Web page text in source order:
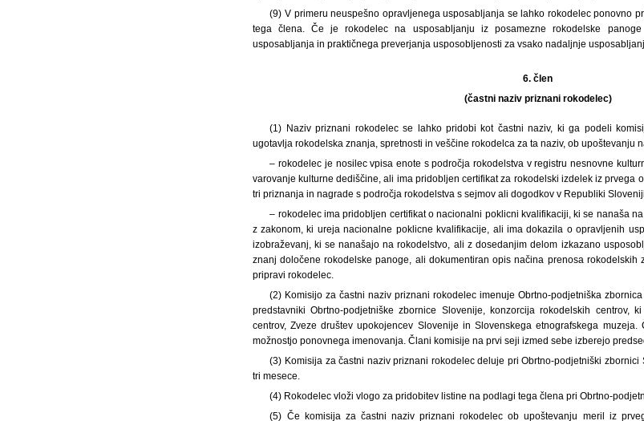
(9) V primeru neuspešno opravljenega usposabljanja se lahko rokodelec ponovno
tega člena. Če je rokodelec na usposabljanju iz posamezne rokodelske
usposabljanja in praktičnega preverjanja usposobljenosti za vsako nadaljnje
6. člen
(častni naziv priznani rokodelec)
(1) Naziv priznani rokodelec se lahko pridobi kot častni naziv, ki ga podeli
ugotavlja rokodelska znanja, spretnosti in veščine rokodelca za ta naziv, ob upoštevanju
– rokodelec je nosilec vpisa enote s področja rokodelstva v registru nesnovne
varovanje kulturne dediščine, ali ima pridobljen certifikat za rokodelski izdelek iz prvega
tri priznanja in nagrade s področja rokodelstva s sejmov ali dogodkov v Republiki
– rokodelec ima pridobljen certifikat o nacionalni poklicni kvalifikaciji, ki se nanaša
z zakonom, ki ureja nacionalne poklicne kvalifikacije, ali ima dokazila o opravljenih
izobraževanj, ki se nanašajo na rokodelstvo, ali z dosedanjim delom izkazano
znanj določene rokodelske panoge, ali dokumentiran opis načina prenosa rokodelskih
pripravi rokodelec.
(2) Komisijo za častni naziv priznani rokodelec imenuje Obrtno-podjetniška
predstavniki Obrtno-podjetniške zbornice Slovenije, konzorcija rokodelskih centrov,
centrov, Zveze društev upokojencev Slovenije in Slovenskega etnografskega
možnostjo ponovnega imenovanja. Člani komisije na prvi seji izmed sebe izberejo
(3) Komisija za častni naziv priznani rokodelec deluje pri Obrtno-podjetniški
tri mesece.
(4) Rokodelec vloži vlogo za pridobitev listine na podlagi tega člena pri Obrtno-
(5) Če komisija za častni naziv priznani rokodelec ob upoštevanju meril iz